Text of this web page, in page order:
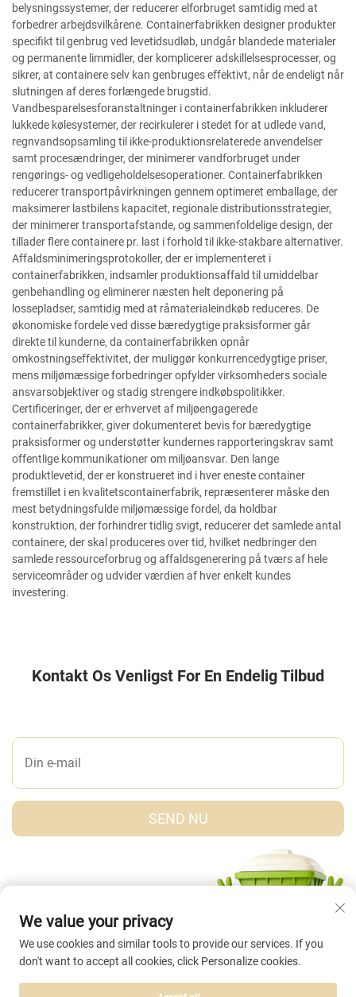
belysningssystemer, der reducerer elforbruget samtidig med at
forbedrer arbejdsvilkårene. Containerfabrikken designer produkter
specifikt til genbrug ved levetidsudløb, undgår blandede materialer
og permanente limmidler, der komplicerer adskillelsesprocesser, og
sikrer, at containere selv kan genbruges effektivt, når de endeligt når
slutningen af deres forlængede brugstid.
Vandbesparelsesforanstaltninger i containerfabrikken inkluderer
lukkede kølesystemer, der recirkulerer i stedet for at udlede vand,
regnvandsopsamling til ikke-produktionsrelaterede anvendelser
samt procesændringer, der minimerer vandforbruget under
rengørings- og vedligeholdelsesoperationer. Containerfabrikken
reducerer transportpåvirkningen gennem optimeret emballage, der
maksimerer lastbilens kapacitet, regionale distributionsstrategier,
der minimerer transportafstande, og sammenfoldelige design, der
tillader flere containere pr. last i forhold til ikke-stakbare alternativer.
Affaldsminimeringsprotokoller, der er implementeret i
containerfabrikken, indsamler produktionsaffald til umiddelbar
genbehandling og eliminerer næsten helt deponering på
lossepladser, samtidig med at råmaterialeindkøb reduceres. De
økonomiske fordele ved disse bæredygtige praksisformer går
direkte til kunderne, da containerfabrikken opnår
omkostningseffektivitet, der muliggør konkurrencedygtige priser,
mens miljømæssige forbedringer opfylder virksomheders sociale
ansvarsobjektiver og stadig strengere indkøbspolitikker.
Certificeringer, der er erhvervet af miljøengagerede
containerfabrikker, giver dokumenteret bevis for bæredygtige
praksisformer og understøtter kundernes rapporteringskrav samt
offentlige kommunikationer om miljøansvar. Den lange
produktlevetid, der er konstrueret ind i hver eneste container
fremstillet i en kvalitetscontainerfabrik, repræsenterer måske den
mest betydningsfulde miljømæssige fordel, da holdbar
konstruktion, der forhindrer tidlig svigt, reducerer det samlede antal
containere, der skal produceres over tid, hvilket nedbringer den
samlede ressourceforbrug og affaldsgenerering på tværs af hele
serviceområder og udvider værdien af hver enkelt kundes
investering.
Kontakt Os Venligst For En Endelig Tilbud
SEND NU
We value your privacy
We use cookies and similar tools to provide our services. If you
don't want to accept all cookies, click Personalize cookies.